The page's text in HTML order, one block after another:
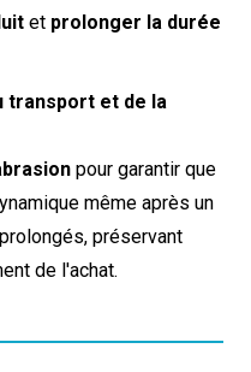
et prolonger la durée
transport et de la
pour garantir que
même après un
préservant
de l'achat.